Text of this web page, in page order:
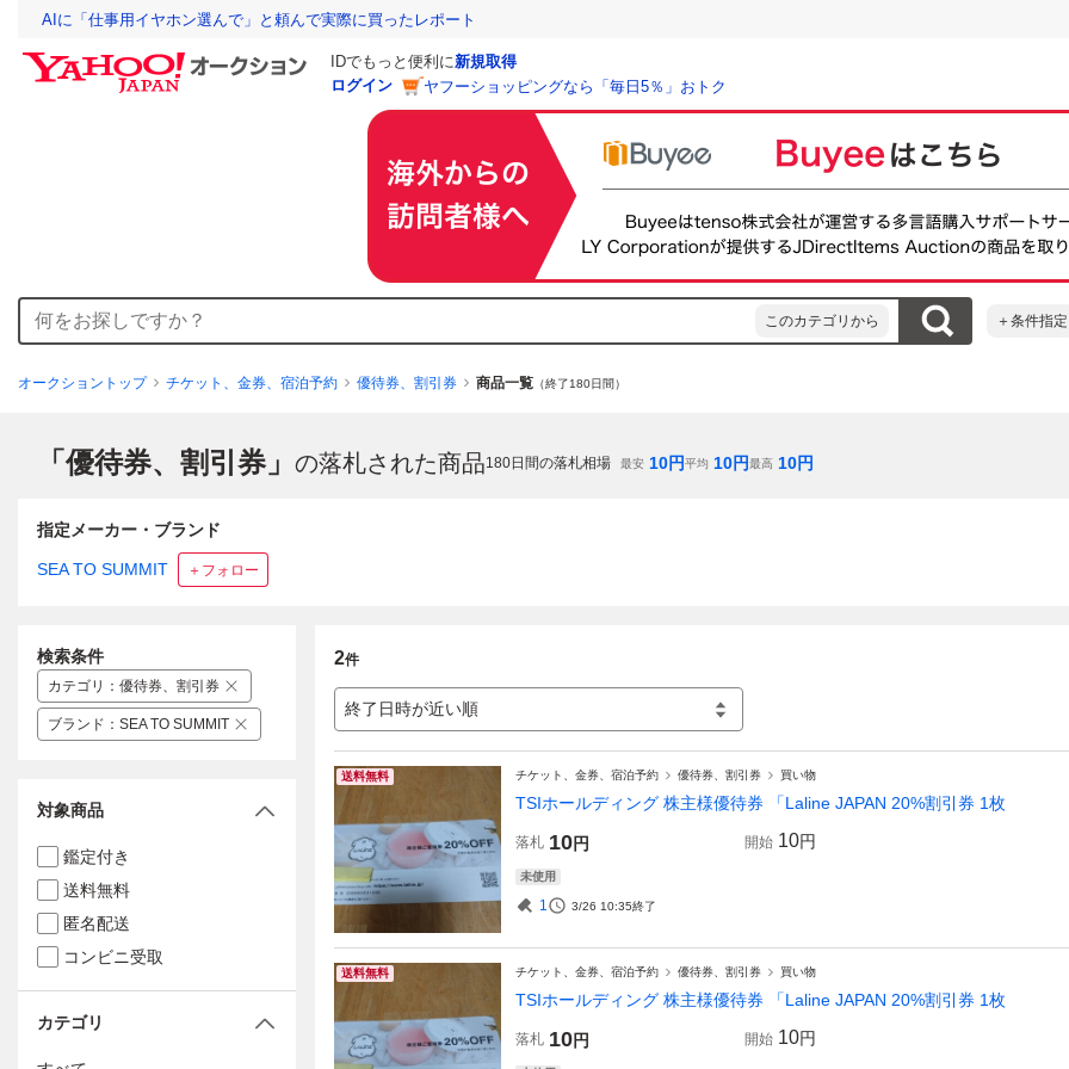
AIに「仕事用イヤホン選んで」と頼んで実際に買ったレポート
IDでもっと便利に新規取得
ログイン
ヤフーショッピングなら「毎日5％」おトク
このカテゴリから ＋条件指定
オークショントップ チケット、金券、宿泊予約 優待券、割引券 商品一覧 （終了180日間）
「優待券、割引券」 の落札された商品180日間の落札相場 最安 10円平均 10円最高 10円
指定メーカー・ブランド
SEA TO SUMMIT ＋フォロー
2件
終了日時が近い順
送料無料 チケット、金券、宿泊予約 優待券、割引券 買い物
TSIホールディング 株主様優待券 「Laline JAPAN 20%割引券 1枚
落札 10円 開始 10円
未使用
1 3/26 10:35終了
送料無料 チケット、金券、宿泊予約 優待券、割引券 買い物
TSIホールディング 株主様優待券 「Laline JAPAN 20%割引券 1枚
落札 10円 開始 10円
検索条件
カテゴリ ： 優待券、割引券
ブランド ： SEA TO SUMMIT
対象商品
鑑定付き
送料無料
匿名配送
コンビニ受取
カテゴリ